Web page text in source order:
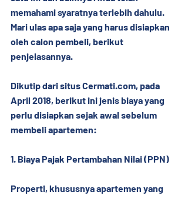
memahami syaratnya terlebih dahulu.
Mari ulas apa saja yang harus disiapkan
oleh calon pembeli, berikut
penjelasannya.
Dikutip dari situs Cermati.com, pada
April 2018, berikut ini jenis biaya yang
perlu disiapkan sejak awal sebelum
membeli apartemen:
1. Biaya Pajak Pertambahan Nilai (PPN)
Properti, khususnya apartemen yang